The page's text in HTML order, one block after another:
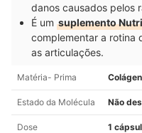
danos causados pelos
É um suplemento
complementar a rotina
as articulações.
Matéria- Prima
Estado da Molécula Não
Dose
1